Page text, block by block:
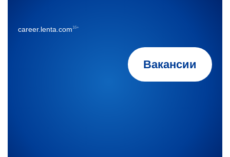
Вакансии
career.lenta.com16+